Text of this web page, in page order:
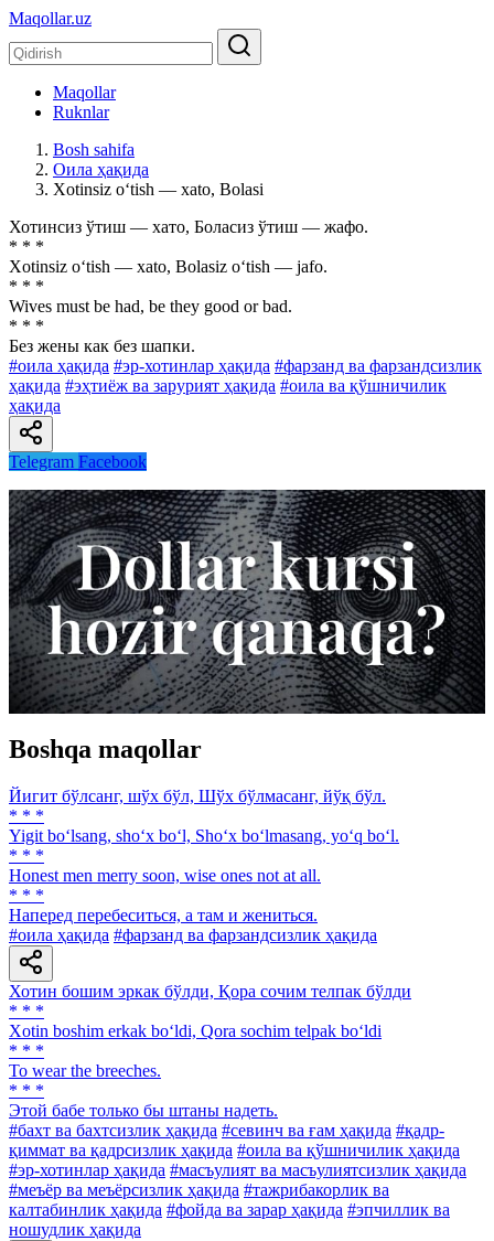
Maqollar.uz
Maqollar
Ruknlar
Bosh sahifa
Оила ҳақида
Xotinsiz o‘tish — xato, Bolasi
Хотинсиз ўтиш — хато, Боласиз ўтиш — жафо.
* * *
Xotinsiz o‘tish — xato, Bolasiz o‘tish — jafo.
* * *
Wives must be had, be they good or bad.
* * *
Без жены как без шапки.
#оила ҳақида #эр-хотинлар ҳақида #фарзанд ва фарзандсизлик
ҳақида #эҳтиёж ва зарурият ҳақида #оила ва қўшничилик
ҳақида
Telegram Facebook
Boshqa maqollar
Йигит бўлсанг, шўх бўл, Шўх бўлмасанг, йўқ бўл.
* * *
Yigit bo‘lsang, sho‘x bo‘l, Sho‘x bo‘lmasang, yo‘q bo‘l.
* * *
Honest men merry soon, wise ones not at all.
* * *
Наперед перебеситься, а там и жениться.
#оила ҳақида #фарзанд ва фарзандсизлик ҳақида
Хотин бошим эркак бўлди, Қора сочим телпак бўлди
* * *
Xotin boshim erkak bo‘ldi, Qora sochim telpak bo‘ldi
* * *
To wear the breeches.
* * *
Этой бабе только бы штаны надеть.
#бахт ва бахтсизлик ҳақида #севинч ва ғам ҳақида #қадр-
қиммат ва қадрсизлик ҳақида #оила ва қўшничилик ҳақида
#эр-хотинлар ҳақида #масъулият ва масъулиятсизлик ҳақида
#меъёр ва меъёрсизлик ҳақида #тажрибакорлик ва
калтабинлик ҳақида #фойда ва зарар ҳақида #эпчиллик ва
ношудлик ҳақида